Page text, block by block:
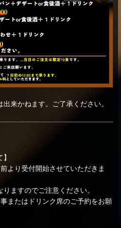
来かねます。ご了承ください。
より受付開始させていただきま
ますのでご注意ください。
またはドリンク席のご予約をお願